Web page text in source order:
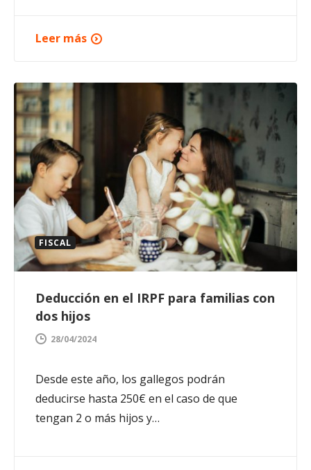
Leer más
FISCAL
Deducción en el IRPF para familias con
dos hijos
28/04/2024
Desde este año, los gallegos podrán
deducirse hasta 250€ en el caso de que
tengan 2 o más hijos y…